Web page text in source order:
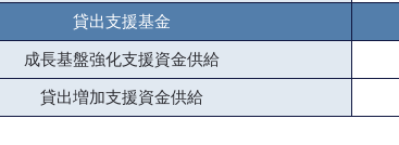
貸出支援基金
成長基盤強化支援資金供給
貸出増加支援資金供給